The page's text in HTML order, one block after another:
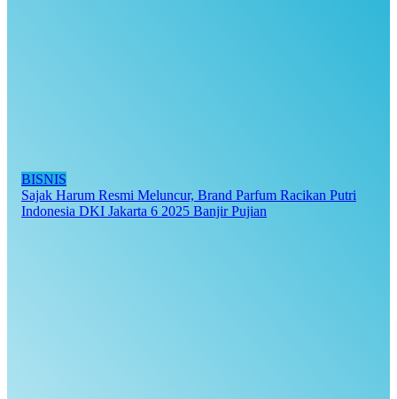
BISNIS
Sajak Harum Resmi Meluncur, Brand Parfum Racikan Putri
Indonesia DKI Jakarta 6 2025 Banjir Pujian